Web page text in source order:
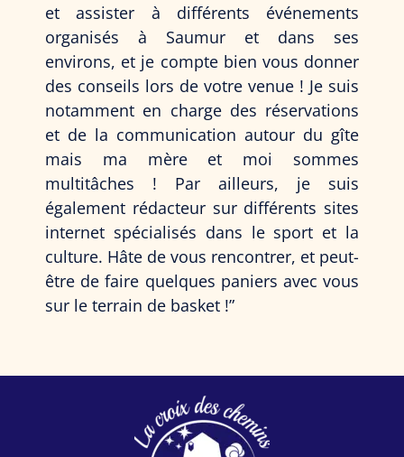
et assister à différents événements
organisés à Saumur et dans ses
environs, et je compte bien vous donner
des conseils lors de votre venue ! Je suis
notamment en charge des réservations
et de la communication autour du gîte
mais ma mère et moi sommes
multitâches ! Par ailleurs, je suis
également rédacteur sur différents sites
internet spécialisés dans le sport et la
culture. Hâte de vous rencontrer, et peut-
être de faire quelques paniers avec vous
sur le terrain de basket !”